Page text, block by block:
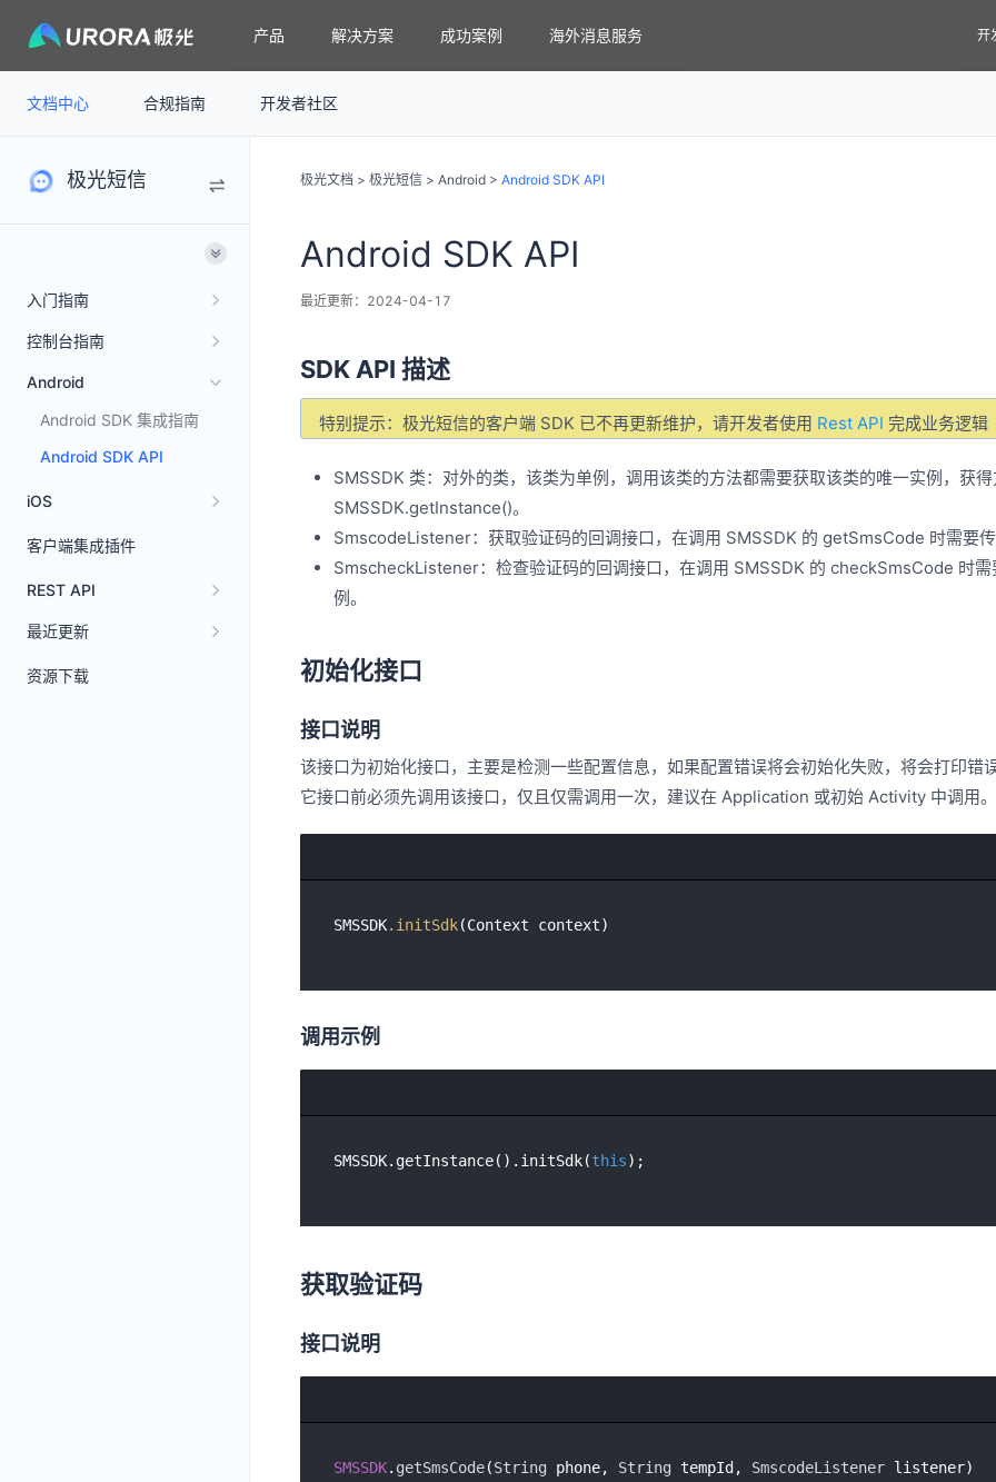
产品 解决方案 成功案例 海外消息服务 开
文档中心 合规指南 开发者社区
极光短信
入门指南
控制台指南
Android
Android SDK 集成指南
Android SDK API
iOS
客户端集成插件
REST API
最近更新
资源下载
极光文档 > 极光短信 > Android > Android SDK API
Android SDK API
最近更新：2024-04-17
SDK API 描述
特别提示：极光短信的客户端 SDK 已不再更新维护，请开发者使用 Rest API 完成业务逻辑
SMSSDK 类：对外的类，该类为单例，调用该类的方法都需要获取该类的唯一实例，获
SMSSDK.getInstance()。
SmscodeListener：获取验证码的回调接口，在调用 SMSSDK 的 getSmsCode 时需要传
SmscheckListener：检查验证码的回调接口，在调用 SMSSDK 的 checkSmsCode 时需
例。
初始化接口
接口说明
该接口为初始化接口，主要是检测一些配置信息，如果配置错误将会初始化失败，将会打印错
它接口前必须先调用该接口，仅且仅需调用一次，建议在 Application 或初始 Activity 中调用。
SMSSDK.initSdk
调用示例
SMSSDK.getInstance().initSdk(this
获取验证码
接口说明
SMSSDK. getSmsCode(String phone, String tempId, SmscodeListener